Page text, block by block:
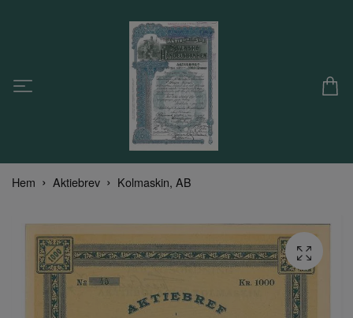
Hem Aktiebrev Kolmaskin, AB